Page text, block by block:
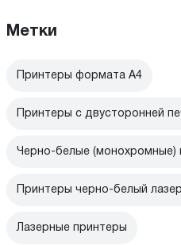
Метки
Принтеры формата А4
Принтеры с двусторонней
Черно-белые (монохромные)
Принтеры черно-белый
Лазерные принтеры